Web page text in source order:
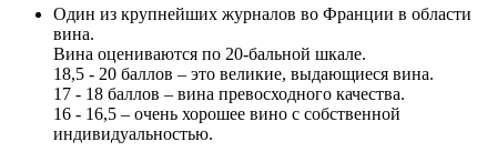
Один из крупнейших журналов во Франции в области
вина.
Вина оцениваются по 20-бальной шкале.
18,5 - 20 баллов – это великие, выдающиеся вина.
17 - 18 баллов – вина превосходного качества.
16 - 16,5 – очень хорошее вино с собственной
индивидуальностью.